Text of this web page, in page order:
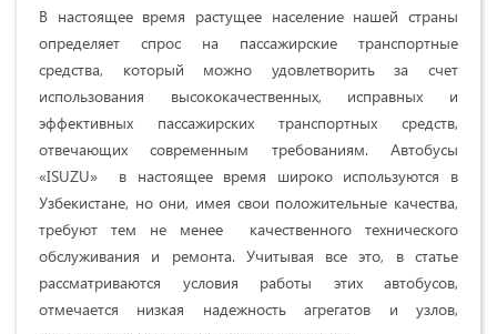
В настоящее время растущее население нашей страны
определяет спрос на пассажирские транспортные
средства, который можно удовлетворить за счет
использования высококачественных, исправных и
эффективных пассажирских транспортных средств,
отвечающих современным требованиям. Автобусы
«ISUZU» в настоящее время широко используются в
Узбекистане, но они, имея свои положительные качества,
требуют тем не менее качественного технического
обслуживания и ремонта. Учитывая все это, в статье
рассматриваются условия работы этих автобусов,
отмечается низкая надежность агрегатов и узлов,